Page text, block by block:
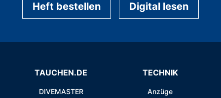
Heft bestellen Digital lesen
TAUCHEN.DE
DIVEMASTER
TECHNIK
Anzüge